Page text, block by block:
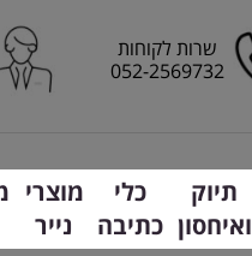
שרות לקוחות
052-2569732
תיוק
ואיחסון
כלי
כתיבה
מוצרי
נייר